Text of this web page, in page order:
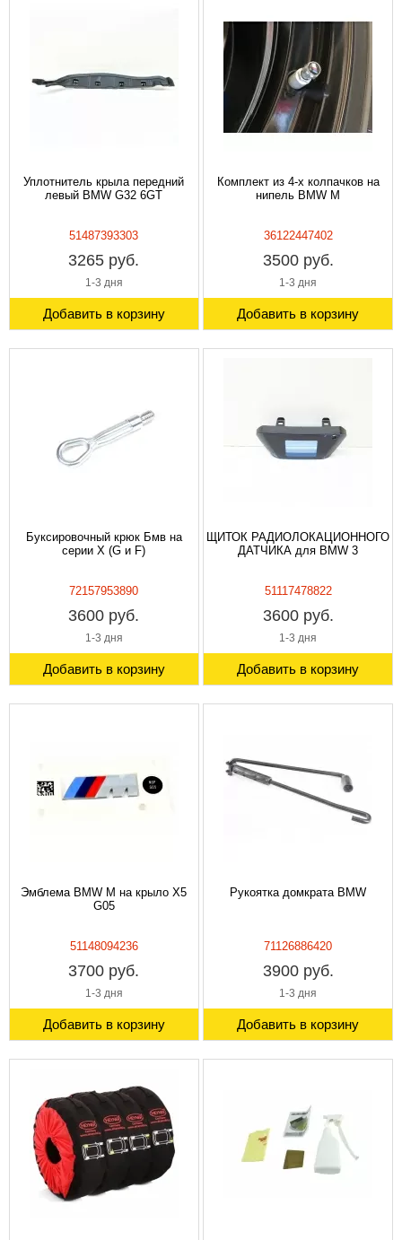
Уплотнитель крыла передний
левый BMW G32 6GT
51487393303
3265 руб.
1-3 дня
Добавить в корзину
Комплект из 4-х колпачков на
нипель BMW M
36122447402
3500 руб.
1-3 дня
Добавить в корзину
Буксировочный крюк Бмв на
серии X (G и F)
72157953890
3600 руб.
1-3 дня
Добавить в корзину
ЩИТОК РАДИОЛОКАЦИОННОГО
ДАТЧИКА для BMW 3
51117478822
3600 руб.
1-3 дня
Добавить в корзину
Эмблема BMW M на крыло X5
G05
51148094236
3700 руб.
1-3 дня
Добавить в корзину
Рукоятка домкрата BMW
71126886420
3900 руб.
1-3 дня
Добавить в корзину